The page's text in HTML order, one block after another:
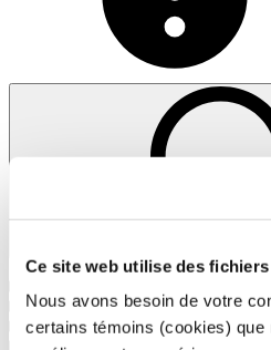
Ce site web utilise des
Nous avons besoin de votre
certains témoins (cookies) que
2 PME MTL Centre-Ouest
3 PME MTL Grand Sud-Ouest
PME MTL Centre-Ville